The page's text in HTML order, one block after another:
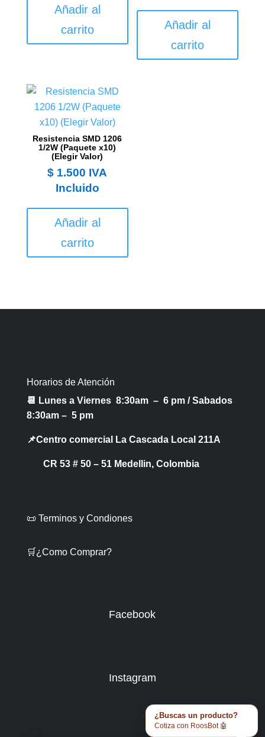
Añadir al
carrito
Añadir al
carrito
Resistencia SMD 1206
1/2W (Paquete x10)
(Elegir Valor)
$ 1.500 IVA
Incluido
Añadir al
carrito
Horarios de Atención
📆 Lunes a Viernes 8:30am – 6 pm /Sabados
8:30am – 5 pm
📌Centro comercial La Cascada Local 211A
CR 53 # 50 – 51 Medellin, Colombia
📜 Terminos y Condiones
🛒¿Como Comprar?
Facebook
Instagram
¿Buscas un producto?
Cotiza con RoosBot 🤖